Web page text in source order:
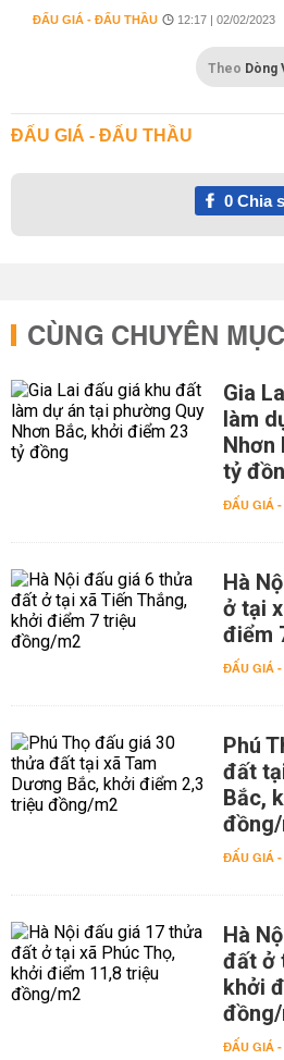
ĐẤU GIÁ - ĐẤU THẦU 12:17 | 02/02/2023
Theo Dòng
ĐẤU GIÁ - ĐẤU THẦU
0Chia
CÙNG CHUYÊN MỤC
Gia
làm
Nhơn
tỷ
ĐẤU GIÁ
Hà
ở tại
điểm
ĐẤU GIÁ
Phú
đất
Bắc,
ĐẤU GIÁ
Hà
đất ở
khởi
ĐẤU GIÁ